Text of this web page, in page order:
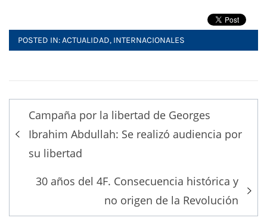
POSTED IN:ACTUALIDAD, INTERNACIONALES
Post
navigation
Campaña por la libertad de Georges
Ibrahim Abdullah: Se realizó audiencia por
su libertad
30 años del 4F. Consecuencia histórica y
no origen de la Revolución